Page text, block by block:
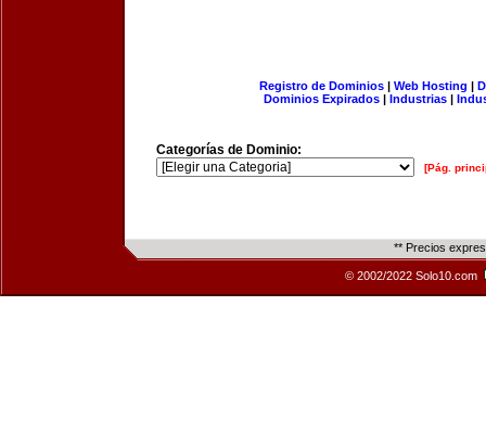
Registro de Dominios| Web Hosting |
Dominios Expirados | Industrias |
Categorías de Dominio:
[Pág.
** Precios
© 2002/2022 Solo10.com